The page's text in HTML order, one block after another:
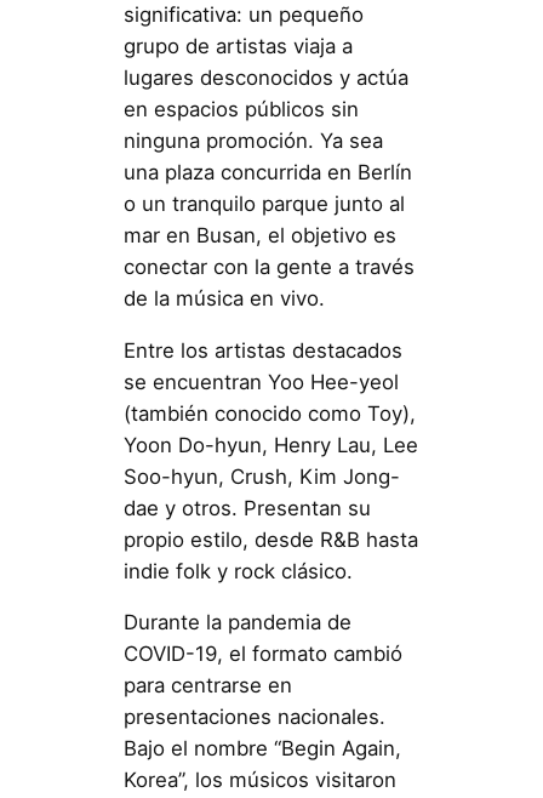
significativa: un pequeño
grupo de artistas viaja a
lugares desconocidos y actúa
en espacios públicos sin
ninguna promoción. Ya sea
una plaza concurrida en Berlín
o un tranquilo parque junto al
mar en Busan, el objetivo es
conectar con la gente a través
de la música en vivo.
Entre los artistas destacados
se encuentran Yoo Hee-yeol
(también conocido como Toy),
Yoon Do-hyun, Henry Lau, Lee
Soo-hyun, Crush, Kim Jong-
dae y otros. Presentan su
propio estilo, desde R&B hasta
indie folk y rock clásico.
Durante la pandemia de
COVID-19, el formato cambió
para centrarse en
presentaciones nacionales.
Bajo el nombre “Begin Again,
Korea”, los músicos visitaron